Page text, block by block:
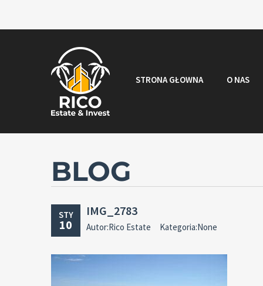
STRONA GŁOWNA O NAS
BLOG
STY
10
IMG_2783
Autor:Rico Estate Kategoria:None